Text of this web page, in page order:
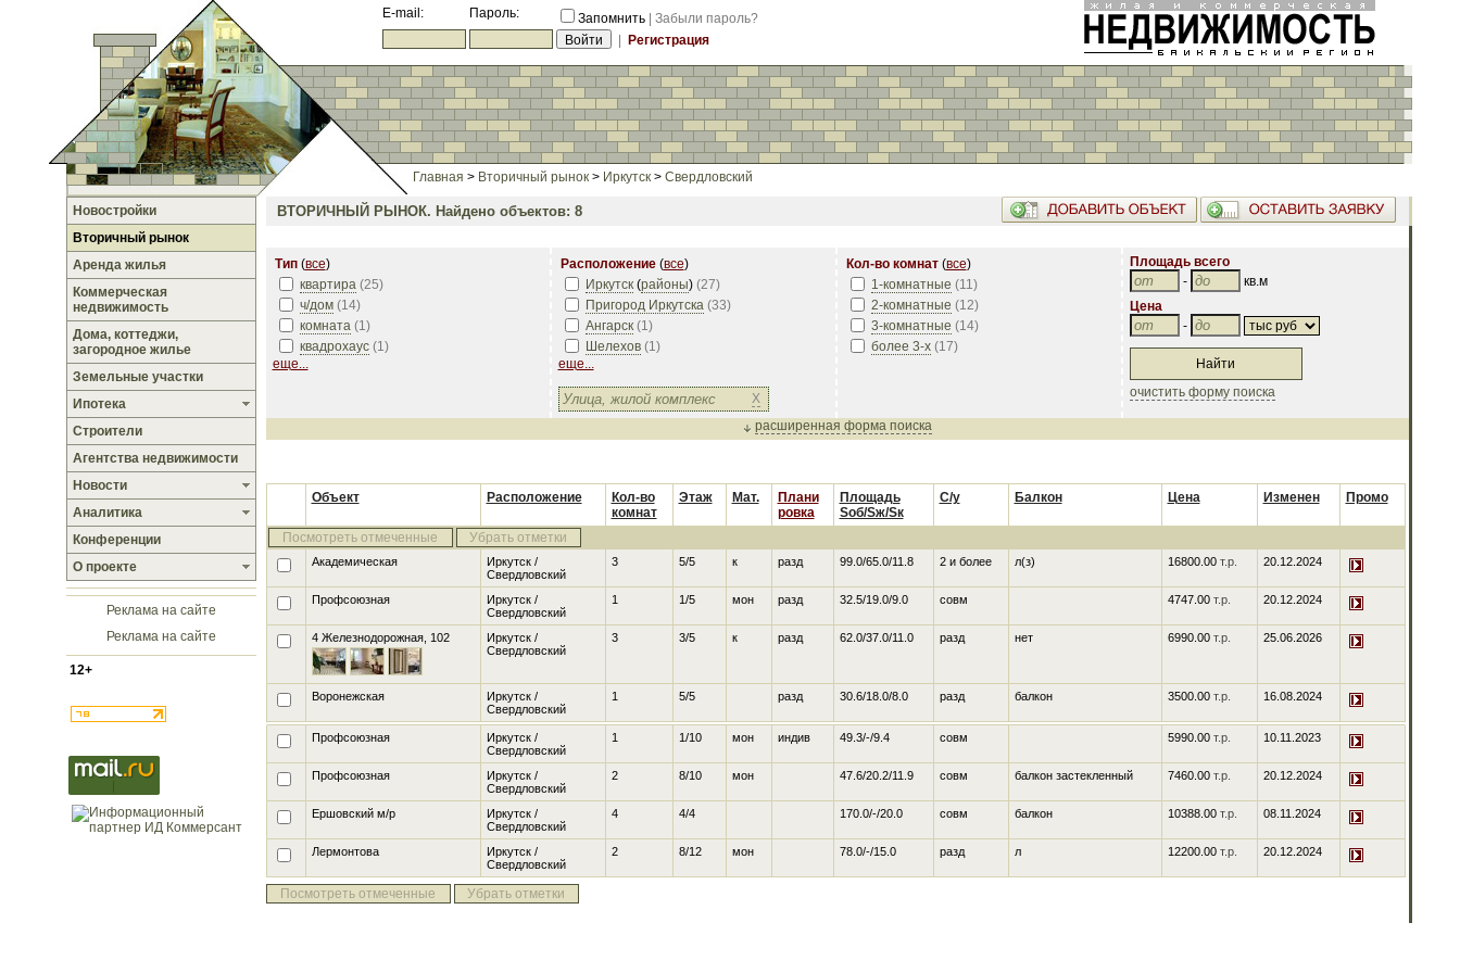
E-mail: Пароль: Запомнить
Забыли пароль?
Регистрация
Главная > Вторичный рынок> Иркутск> Свердловский
Новостройки
Вторичный рынок
Аренда жилья
Коммерческая
недвижимость
Дома, коттеджи,
загородное жилье
Земельные участки
Ипотека
Строители
Агентства недвижимости
Новости
Аналитика
Конференции
О проекте
Реклама на сайте
Реклама на сайте
12+
ВТОРИЧНЫЙ РЫНОК. Найдено объектов: 8
Тип(все)
квартира (25)
ч/дом (14)
комната (1)
квадрохаус (1)
еще...
Расположение(все)
Иркутск (районы) (27)
Пригород Иркутска (33)
Ангарск (1)
Шелехов (1)
еще...
X
Кол-во комнат(все)
1-комнатные (11)
2-комнатные (12)
3-комнатные (14)
более 3-х (17)
Площадь всего
-
кв.м
Цена
-
очистить форму поиска
расширенная форма поиска
Объект Расположение
Кол-во
комнат
Этаж Мат.
Плани
ровка
Площадь
Sоб/Sж/Sк
С/у Балкон Цена Изменен Промо
Посмотреть отмеченные Убрать отметки
Академическая
Иркутск /
Свердловский
3 5/5 к разд 99.0/65.0/11.8 2 и более л(з) 16800.00 т.р. 20.12.2024
Профсоюзная
Иркутск /
Свердловский
1 1/5 мон разд 32.5/19.0/9.0 совм 4747.00 т.р. 20.12.2024
4 Железнодорожная, 102
Иркутск /
Свердловский
3 3/5 к разд 62.0/37.0/11.0 разд нет 6990.00 т.р. 25.06.2026
Воронежская
Иркутск /
Свердловский
1 5/5 разд 30.6/18.0/8.0 разд балкон 3500.00 т.р. 16.08.2024
Профсоюзная
Иркутск /
Свердловский
1 1/10 мон индив 49.3/-/9.4 совм 5990.00 т.р. 10.11.2023
Профсоюзная
Иркутск /
Свердловский
2 8/10 мон 47.6/20.2/11.9 совм балкон застекленный 7460.00 т.р. 20.12.2024
Ершовский м/р
Иркутск /
Свердловский
4 4/4 170.0/-/20.0 совм балкон 10388.00 т.р. 08.11.2024
Лермонтова
Иркутск /
Свердловский
2 8/12 мон 78.0/-/15.0 разд л 12200.00 т.р. 20.12.2024
Посмотреть отмеченные Убрать отметки